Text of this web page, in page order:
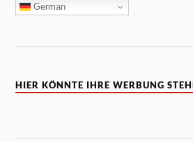
German
HIER KÖNNTE IHRE WERBUNG